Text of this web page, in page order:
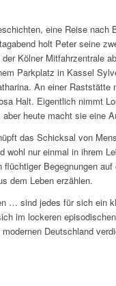
eine Reise nach
holt Peter seine
Kölner Mitfahrzentrale
Parkplatz in Kassel
An einer Raststätte
Halt. Eigentlich nimmt
aber heute macht sie eine
das Schicksal von
wohl nur einmal in ihrem
flüchtiger Begegnungen
dem Leben erzählen.
… sind jedes für sich ein
im lockeren
Deutschland